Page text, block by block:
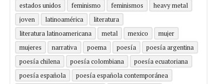
estados unidos
feminismo feminismos
heavy metal
joven
latinoamérica
literatura
literatura latinoamericana
metal mexico
mujer
mujeres
narrativa poema poesía
poesía argentina
poesía chilena
poesía colombiana
poesía ecuatoriana
poesía española
poesía española contemporánea